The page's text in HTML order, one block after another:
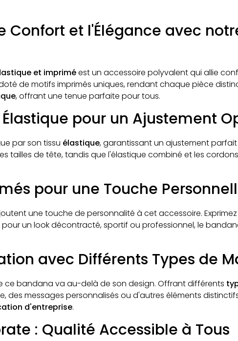
Confort et l'Élégance avec
et impriméest un accessoire polyvalent qui allie
de motifs imprimés uniques, rendant chaque pièce
, offrant une tenue parfaite pour tous.
pour un Ajustement
par son tissu élastique, garantissant un ajustement
tailles de tête, tandis que l'élastique combiné et les
pour une Touche
une touche de personnalité à cet accessoire.
un look décontracté, sportif ou professionnel, le
avec Différents Types de
ce bandana va au-delà de son design. Offrant différents
des messages personnalisés ou d'autres éléments
d'entreprise.
: Qualité Accessible à Tous